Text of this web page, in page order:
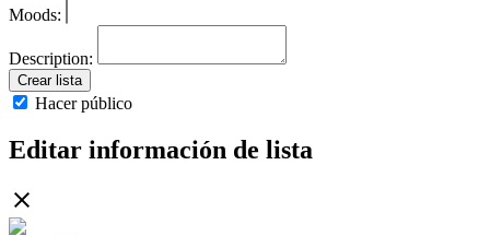
Moods:
Description:
Crear lista
Hacer público
Editar información de lista